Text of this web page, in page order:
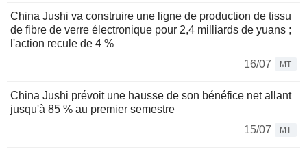
China Jushi va construire une ligne de production de tissu
de fibre de verre électronique pour 2,4 milliards de yuans ;
l'action recule de 4 %
16/07
MT
China Jushi prévoit une hausse de son bénéfice net allant
jusqu'à 85 % au premier semestre
15/07
MT